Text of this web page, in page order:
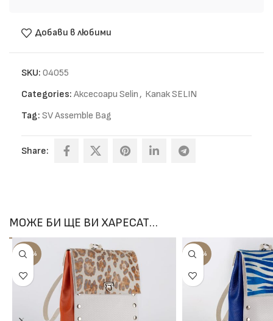
Добави в любими
SKU: 04055
Categories: Аксесоари Selin, Капак SELIN
Tag: SV Assemble Bag
Share:
МОЖЕ БИ ЩЕ ВИ ХАРЕСАТ…
-100% -100%